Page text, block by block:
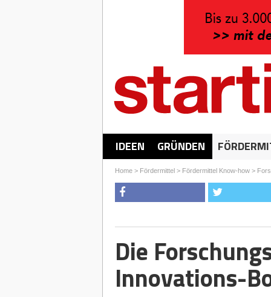
IDEEN GRÜNDEN
Home> Fördermittel> Fördermittel Know-how>
Die
Innovations-